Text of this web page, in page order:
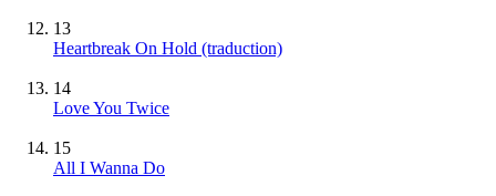
13
Heartbreak On Hold (traduction)
14
Love You Twice
15
All I Wanna Do